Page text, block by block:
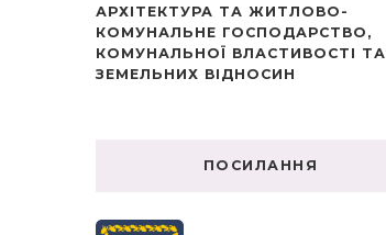
АРХІТЕКТУРА ТА ЖИТЛОВО-
КОМУНАЛЬНЕ ГОСПОДАРСТВО,
КОМУНАЛЬНОЇ ВЛАСТИВОСТІ ТА
ЗЕМЕЛЬНИХ ВІДНОСИН
ПОСИЛАННЯ